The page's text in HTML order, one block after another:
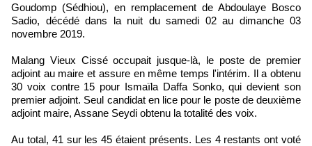
Goudomp (Sédhiou), en remplacement de Abdoulaye Bosco
Sadio, décédé dans la nuit du samedi 02 au dimanche 03
novembre 2019.
Malang Vieux Cissé occupait jusque-là, le poste de premier
adjoint au maire et assure en même temps l'intérim. Il a obtenu
30 voix contre 15 pour Ismaïla Daffa Sonko, qui devient son
premier adjoint. Seul candidat en lice pour le poste de deuxième
adjoint maire, Assane Seydi obtenu la totalité des voix.
Au total, 41 sur les 45 étaient présents. Les 4 restants ont voté